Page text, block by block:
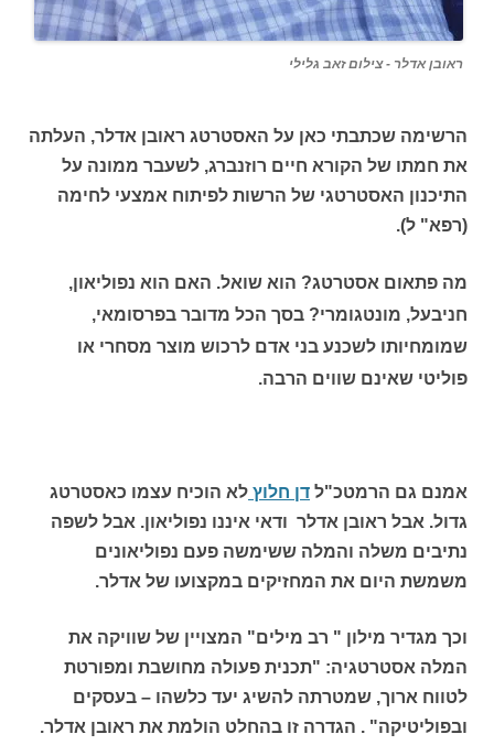
ראובן אדלר - צילום זאב גלילי
הרשימה שכתבתי כאן על האסטרטג ראובן אדלר, העלתה
את חמתו של הקורא חיים רוזנברג, לשעבר ממונה על
התיכנון האסטרטגי של הרשות לפיתוח אמצעי לחימה
(רפא" ל).
מה פתאום אסטרטג? הוא שואל. האם הוא נפוליאון,
חניבעל, מונטגומרי? בסך הכל מדובר בפרסומאי,
שמומחיותו לשכנע בני אדם לרכוש מוצר מסחרי או
פוליטי שאינם שווים הרבה.
אמנם גם הרמטכ"ל דן חלוץ לא הוכיח עצמו כאסטרטג
גדול. אבל ראובן אדלר ודאי איננו נפוליאון. אבל לשפה
נתיבים משלה והמלה ששימשה פעם נפוליאונים
משמשת היום את המחזיקים במקצועו של אדלר.
וכך מגדיר מילון " רב מילים" המצויין של שוויקה את
המלה אסטרטגיה: "תכנית פעולה מחושבת ומפורטת
לטווח ארוך, שמטרתה להשיג יעד כלשהו – בעסקים
ובפוליטיקה" . הגדרה זו בהחלט הולמת את ראובן אדלר.